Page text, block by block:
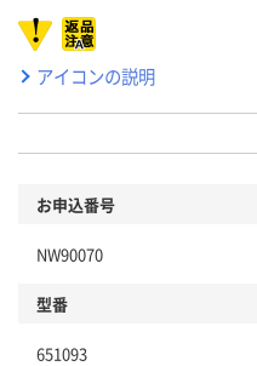
アイコンの説明
お申込番号
NW90070
型番
651093